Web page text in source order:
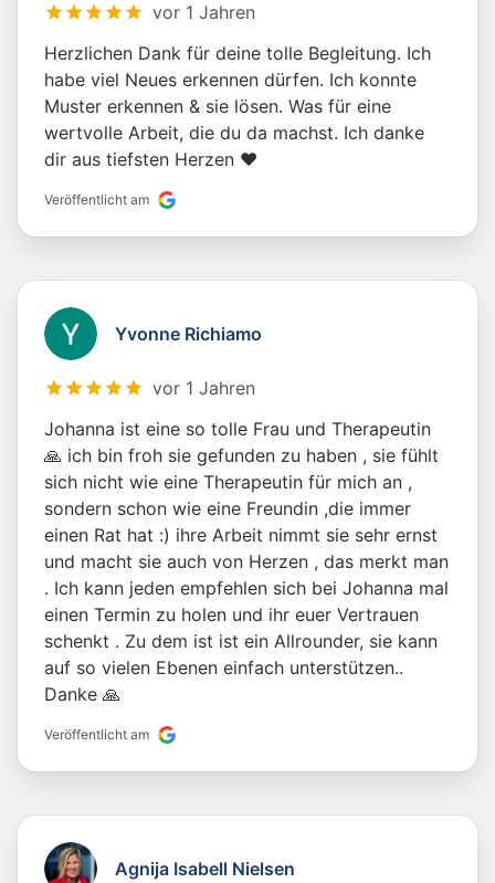
vor 1 Jahren
Herzlichen Dank für deine tolle Begleitung. Ich
habe viel Neues erkennen dürfen. Ich konnte
Muster erkennen & sie lösen. Was für eine
wertvolle Arbeit, die du da machst. Ich danke
dir aus tiefsten Herzen ❤️
Veröffentlicht am
Yvonne Richiamo
vor 1 Jahren
Johanna ist eine so tolle Frau und Therapeutin
🙏 ich bin froh sie gefunden zu haben , sie fühlt
sich nicht wie eine Therapeutin für mich an ,
sondern schon wie eine Freundin ,die immer
einen Rat hat :) ihre Arbeit nimmt sie sehr ernst
und macht sie auch von Herzen , das merkt man
. Ich kann jeden empfehlen sich bei Johanna mal
einen Termin zu holen und ihr euer Vertrauen
schenkt . Zu dem ist ist ein Allrounder, sie kann
auf so vielen Ebenen einfach unterstützen..
Danke 🙏
Veröffentlicht am
Agnija Isabell Nielsen